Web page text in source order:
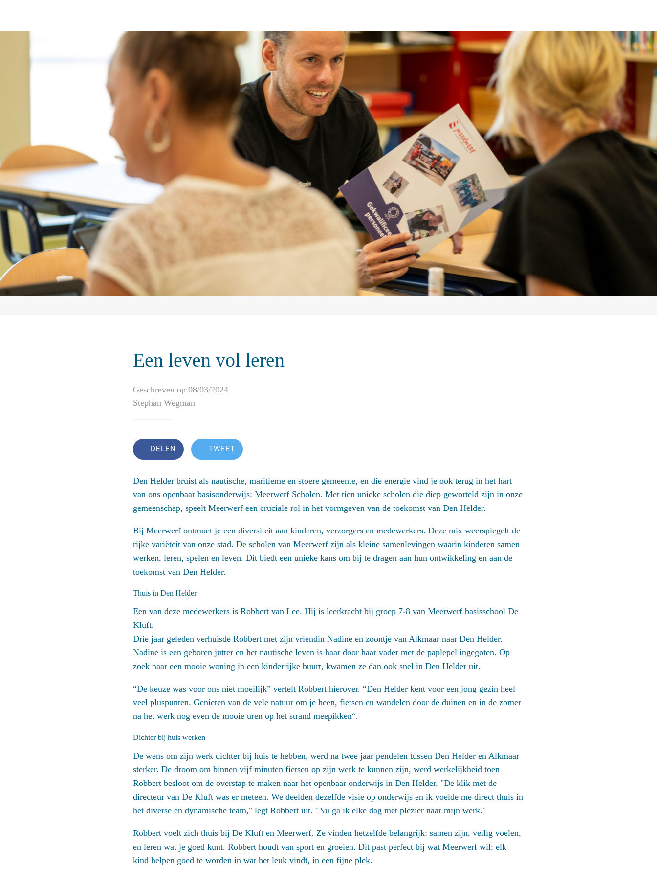
Een leven vol leren
Geschreven op 08/03/2024
Stephan Wegman
DELEN TWEET
Den Helder bruist als nautische, maritieme en stoere gemeente, en die energie vind je ook terug in het hart
van ons openbaar basisonderwijs: Meerwerf Scholen. Met tien unieke scholen die diep geworteld zijn in onze
gemeenschap, speelt Meerwerf een cruciale rol in het vormgeven van de toekomst van Den Helder.
Bij Meerwerf ontmoet je een diversiteit aan kinderen, verzorgers en medewerkers. Deze mix weerspiegelt de
rijke variëteit van onze stad. De scholen van Meerwerf zijn als kleine samenlevingen waarin kinderen samen
werken, leren, spelen en leven. Dit biedt een unieke kans om bij te dragen aan hun ontwikkeling en aan de
toekomst van Den Helder.
Thuis in Den Helder
Een van deze medewerkers is Robbert van Lee. Hij is leerkracht bij groep 7-8 van Meerwerf basisschool De
Kluft.
Drie jaar geleden verhuisde Robbert met zijn vriendin Nadine en zoontje van Alkmaar naar Den Helder.
Nadine is een geboren jutter en het nautische leven is haar door haar vader met de paplepel ingegoten. Op
zoek naar een mooie woning in een kinderrijke buurt, kwamen ze dan ook snel in Den Helder uit.
“De keuze was voor ons niet moeilijk” vertelt Robbert hierover. “Den Helder kent voor een jong gezin heel
veel pluspunten. Genieten van de vele natuur om je heen, fietsen en wandelen door de duinen en in de zomer
na het werk nog even de mooie uren op het strand meepikken“.
Dichter bij huis werken
De wens om zijn werk dichter bij huis te hebben, werd na twee jaar pendelen tussen Den Helder en Alkmaar
sterker. De droom om binnen vijf minuten fietsen op zijn werk te kunnen zijn, werd werkelijkheid toen
Robbert besloot om de overstap te maken naar het openbaar onderwijs in Den Helder. "De klik met de
directeur van De Kluft was er meteen. We deelden dezelfde visie op onderwijs en ik voelde me direct thuis in
het diverse en dynamische team," legt Robbert uit. "Nu ga ik elke dag met plezier naar mijn werk."
Robbert voelt zich thuis bij De Kluft en Meerwerf. Ze vinden hetzelfde belangrijk: samen zijn, veilig voelen,
en leren wat je goed kunt. Robbert houdt van sport en groeien. Dit past perfect bij wat Meerwerf wil: elk
kind helpen goed te worden in wat het leuk vindt, in een fijne plek.